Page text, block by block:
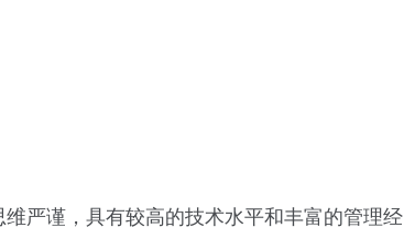
严谨，具有较高的技术水平和丰富的管理经